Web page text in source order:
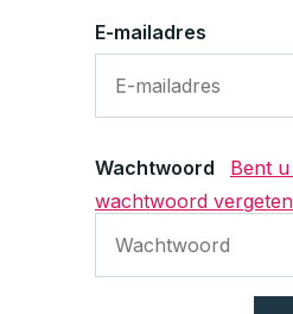
E-mailadres
Wachtwoord
Bent
wachtwoord